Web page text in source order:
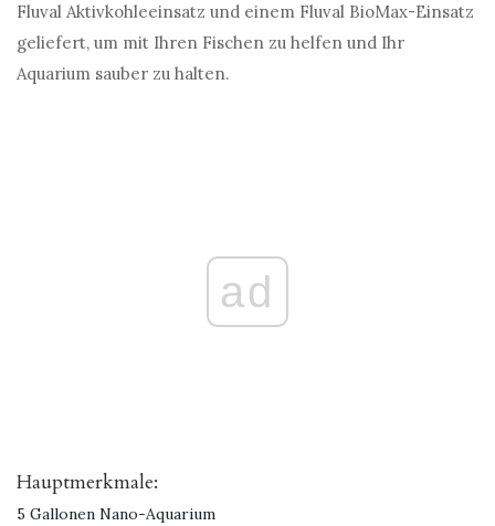
Fluval Aktivkohleeinsatz und einem Fluval BioMax-Einsatz
geliefert, um mit Ihren Fischen zu helfen und Ihr
Aquarium sauber zu halten.
ad
Hauptmerkmale:
5 Gallonen Nano-Aquarium